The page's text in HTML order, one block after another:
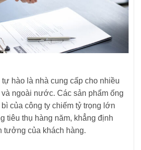
hào là nhà cung cấp cho nhiều
ngoài nước. Các sản phẩm ống
của công ty chiếm tỷ trọng lớn
tiêu thụ hàng năm, khẳng định
tưởng của khách hàng.